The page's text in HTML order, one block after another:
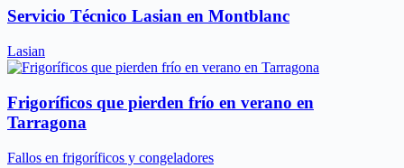
Servicio Técnico Lasian en Montblanc
Lasian
Frigoríficos que pierden frío en verano en
Tarragona
Fallos en frigoríficos y congeladores